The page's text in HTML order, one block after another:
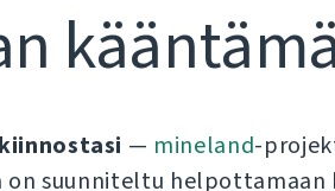
— mineland-
on suunniteltu